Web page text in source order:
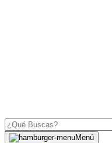
Menú
OJO